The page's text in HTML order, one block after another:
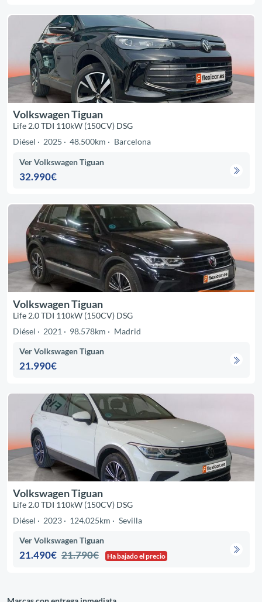
Volkswagen Tiguan
Life 2.0 TDI 110kW (150CV) DSG
Diésel
2025 48.500km Barcelona
Ver Volkswagen Tiguan
32.990€
Volkswagen Tiguan
Life 2.0 TDI 110kW (150CV) DSG
Diésel
2021 98.578km Madrid
Ver Volkswagen Tiguan
21.990€
Volkswagen Tiguan
Life 2.0 TDI 110kW (150CV) DSG
Diésel
2023 124.025km Sevilla
Ver Volkswagen Tiguan
21.490€ 21.790€ Ha bajado el precio